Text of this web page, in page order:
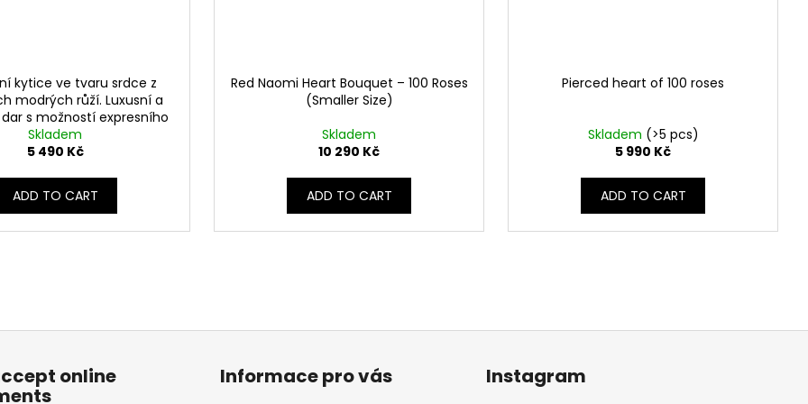
kytice ve tvaru srdce z
modrých růží. Luxusní a
s možností expresního
celé ČR nebo osobního
odběru v Praze 6.
Skladem
5 490 Kč
ADD TO CART
Red Naomi Heart Bouquet – 100 Roses
(Smaller Size)
Skladem
10 290 Kč
ADD TO CART
Pierced heart of 100 roses
Skladem (>5 pcs)
5 990 Kč
ADD TO CART
online Informace pro vás Instagram